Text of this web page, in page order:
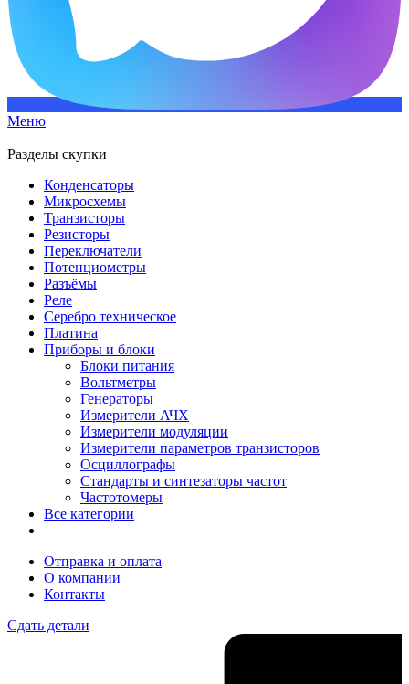
Меню
Разделы скупки
Конденсаторы
Микросхемы
Транзисторы
Резисторы
Переключатели
Потенциометры
Разъёмы
Реле
Серебро техническое
Платина
Приборы и блоки
Блоки питания
Вольтметры
Генераторы
Измерители АЧХ
Измерители модуляции
Измерители параметров транзисторов
Осциллографы
Стандарты и синтезаторы частот
Частотомеры
Все категории
Отправка и оплата
О компании
Контакты
Сдать детали